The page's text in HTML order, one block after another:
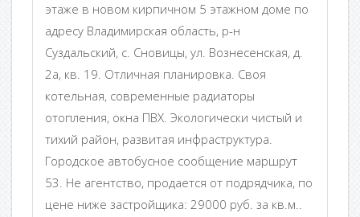
этаже в новом кирпичном 5 этажном доме по
адресу Владимирская область, р-н
Суздальский, с. Сновицы, ул. Вознесенская, д.
2а, кв. 19. Отличная планировка. Своя
котельная, современные радиаторы
отопления, окна ПВХ. Экологически чистый и
тихий район, развитая инфраструктура.
Городское автобусное сообщение маршрут
53. Не агентство, продается от подрядчика, по
цене ниже застройщика: 29000 руб. за кв.м..